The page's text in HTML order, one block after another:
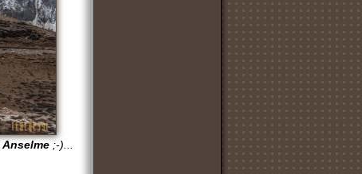
Anselme ;-)...